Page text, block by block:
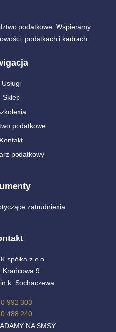
podatkowe. Wspieramy
podatkach i kadrach.
Usługi
Sklep
podatkowe
Kontakt
podatkowy
zatrudnienia
spółka z o.o.
Krańcowa 9
k. Sochaczewa
992 303
488 240
NA SMSY